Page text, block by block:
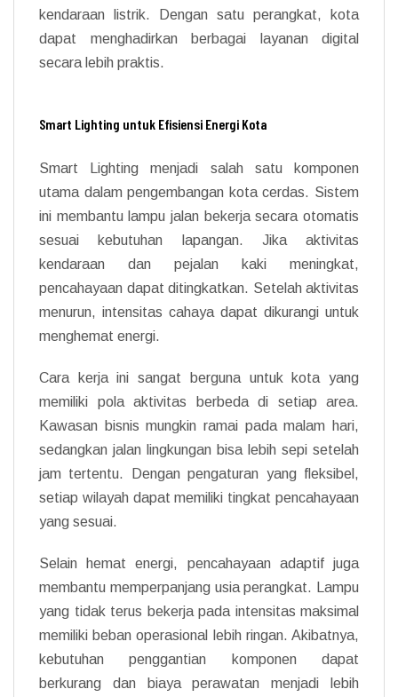
kendaraan listrik. Dengan satu perangkat, kota
dapat menghadirkan berbagai layanan digital
secara lebih praktis.
Smart Lighting untuk Efisiensi Energi Kota
Smart Lighting menjadi salah satu komponen
utama dalam pengembangan kota cerdas. Sistem
ini membantu lampu jalan bekerja secara otomatis
sesuai kebutuhan lapangan. Jika aktivitas
kendaraan dan pejalan kaki meningkat,
pencahayaan dapat ditingkatkan. Setelah aktivitas
menurun, intensitas cahaya dapat dikurangi untuk
menghemat energi.
Cara kerja ini sangat berguna untuk kota yang
memiliki pola aktivitas berbeda di setiap area.
Kawasan bisnis mungkin ramai pada malam hari,
sedangkan jalan lingkungan bisa lebih sepi setelah
jam tertentu. Dengan pengaturan yang fleksibel,
setiap wilayah dapat memiliki tingkat pencahayaan
yang sesuai.
Selain hemat energi, pencahayaan adaptif juga
membantu memperpanjang usia perangkat. Lampu
yang tidak terus bekerja pada intensitas maksimal
memiliki beban operasional lebih ringan. Akibatnya,
kebutuhan penggantian komponen dapat
berkurang dan biaya perawatan menjadi lebih